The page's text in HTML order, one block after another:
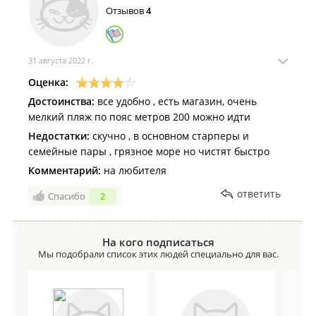
Отзывов4
31 августа 2022 г.
Оценка:
Достоинства: все удобно , есть магазин, очень
мелкий пляж по пояс метров 200 можно идти
Недостатки: скучно , в основном старперы и
семейные пары , грязное море но чистят быстро
Комментарий: на любителя
Спасибо 2 ответить
На кого подписаться
Мы подобрали список этих людей специально для вас.